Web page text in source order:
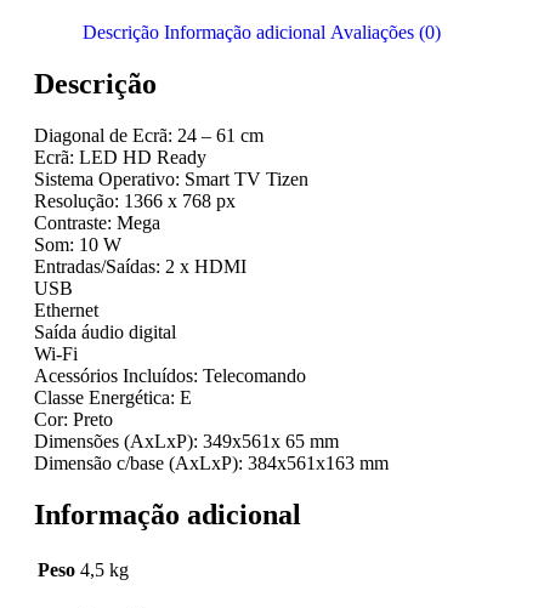
Descrição Informação adicional Avaliações (0)
Descrição
Diagonal de Ecrã: 24 – 61 cm
Ecrã: LED HD Ready
Sistema Operativo: Smart TV Tizen
Resolução: 1366 x 768 px
Contraste: Mega
Som: 10 W
Entradas/Saídas: 2 x HDMI
USB
Ethernet
Saída áudio digital
Wi-Fi
Acessórios Incluídos: Telecomando
Classe Energética: E
Cor: Preto
Dimensões (AxLxP): 349x561x 65 mm
Dimensão c/base (AxLxP): 384x561x163 mm
Informação adicional
Peso 4,5 kg